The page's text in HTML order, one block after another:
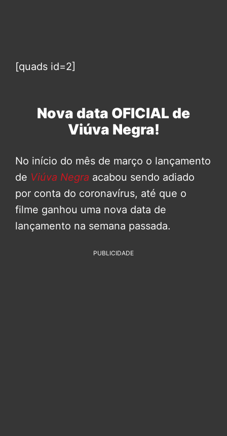
[quads id=2]
Nova data OFICIAL de
Viúva Negra!
No início do mês de março o lançamento
de Viúva Negra acabou sendo adiado
por conta do coronavírus, até que o
filme ganhou uma nova data de
lançamento na semana passada.
PUBLICIDADE